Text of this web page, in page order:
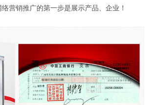
营销推广的第一步是展示产品、企业！